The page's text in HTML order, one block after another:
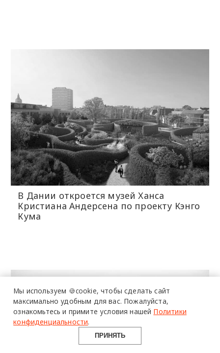
В Дании откроется музей Ханса
Кристиана Андерсена по проекту Кэнго
Кума
и архитектуру
в Telegram канале
Design Mate
Мы используем 🍪cookie, чтобы сделать сайт
максимально удобным для вас. Пожалуйста,
ознакомьтесь и примите условия нашей Политики
конфиденциальности.
ПРИНЯТЬ